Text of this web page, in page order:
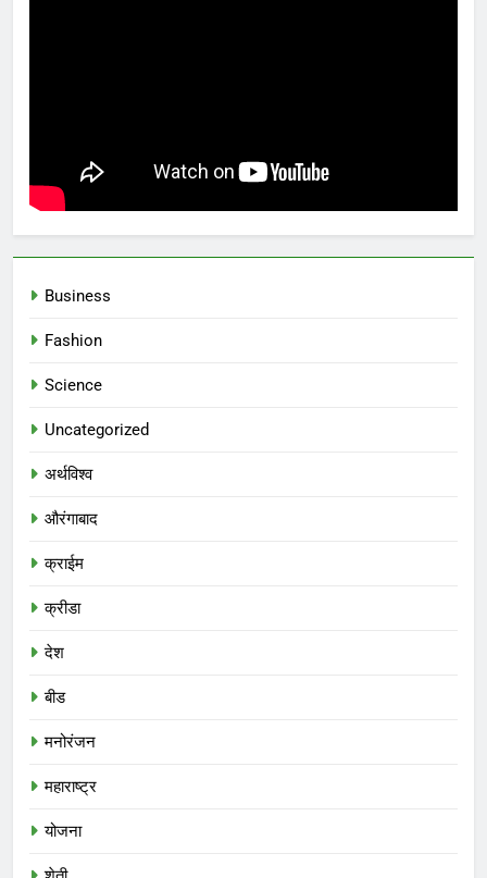
Business
Fashion
Science
Uncategorized
अर्थविश्व
औरंगाबाद
क्राईम
क्रीडा
देश
बीड
मनोरंजन
महाराष्ट्र
योजना